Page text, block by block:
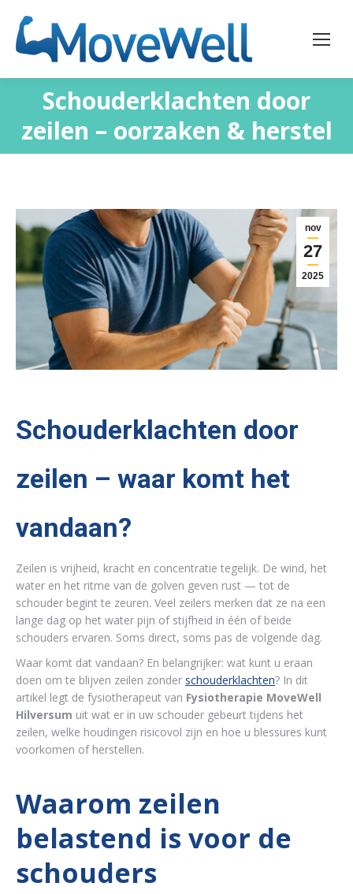
Schouderklachten door
zeilen – oorzaken & herstel
nov
27
2025
Schouderklachten door
zeilen – waar komt het
vandaan?
Zeilen is vrijheid, kracht en concentratie tegelijk. De wind, het
water en het ritme van de golven geven rust — tot de
schouder begint te zeuren. Veel zeilers merken dat ze na een
lange dag op het water pijn of stijfheid in één of beide
schouders ervaren. Soms direct, soms pas de volgende dag.
Waar komt dat vandaan? En belangrijker: wat kunt u eraan
doen om te blijven zeilen zonder schouderklachten? In dit
artikel legt de fysiotherapeut van Fysiotherapie MoveWell
Hilversum uit wat er in uw schouder gebeurt tijdens het
zeilen, welke houdingen risicovol zijn en hoe u blessures kunt
voorkomen of herstellen.
Waarom zeilen
belastend is voor de
schouders